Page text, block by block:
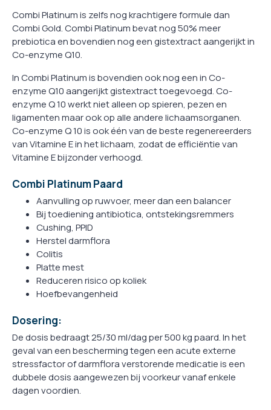
Combi Platinum is zelfs nog krachtigere formule dan
Combi Gold. Combi Platinum bevat nog 50% meer
prebiotica en bovendien nog een gistextract aangerijkt in
Co-enzyme Q10.
In Combi Platinum is bovendien ook nog een in Co-
enzyme Q10 aangerijkt gistextract toegevoegd. Co-
enzyme Q 10 werkt niet alleen op spieren, pezen en
ligamenten maar ook op alle andere lichaamsorganen.
Co-enzyme Q 10 is ook één van de beste regenereerders
van Vitamine E in het lichaam, zodat de efficiëntie van
Vitamine E bijzonder verhoogd.
Combi Platinum Paard
Aanvulling op ruwvoer, meer dan een balancer
Bij toediening antibiotica, ontstekingsremmers
Cushing, PPID
Herstel darmflora
Colitis
Platte mest
Reduceren risico op koliek
Hoefbevangenheid
Dosering:
De dosis bedraagt 25/30 ml/dag per 500 kg paard. In het
geval van een bescherming tegen een acute externe
stressfactor of darmflora verstorende medicatie is een
dubbele dosis aangewezen bij voorkeur vanaf enkele
dagen voordien.